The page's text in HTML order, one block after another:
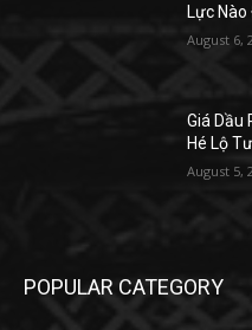
Lực
August 6,
Giá Dầu
Hé Lộ
August 5,
POPULAR CATEGORY